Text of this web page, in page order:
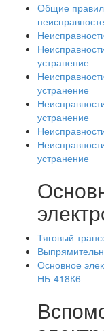
Общие
устранение
устранение
устранение
устранение
Тяговый
Основное
НБ-418К6